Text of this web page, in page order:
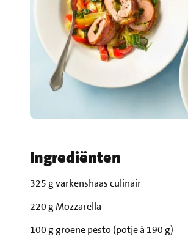
Ingrediënten
325 g varkenshaas culinair
220 g Mozzarella
100 g groene pesto (potje à 190 g)